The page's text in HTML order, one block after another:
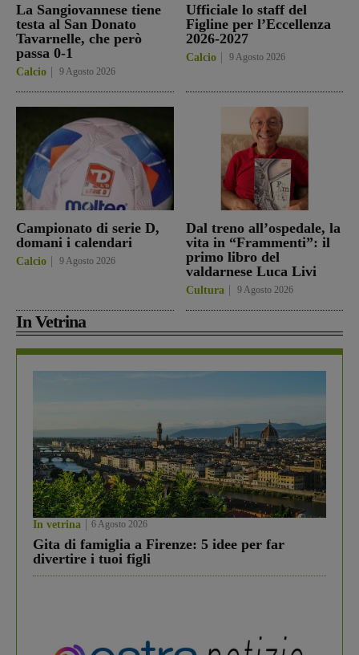
La Sangiovannese tiene
testa al San Donato
Tavarnelle, che però
passa 0-1
Calcio 9 Agosto 2026
Ufficiale lo staff del
Figline per l’Eccellenza
2026-2027
Calcio 9 Agosto 2026
Campionato di serie D,
domani i calendari
Calcio 9 Agosto 2026
Dal treno all’ospedale, la
vita in “Frammenti”: il
primo libro del
valdarnese Luca Livi
Cultura 9 Agosto 2026
In Vetrina
In vetrina 6 Agosto 2026
Gita di famiglia a Firenze: 5 idee per far
divertire i tuoi figli